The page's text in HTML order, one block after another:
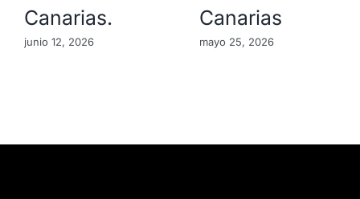
Canarias.
junio 12, 2026
Canarias
mayo 25, 2026